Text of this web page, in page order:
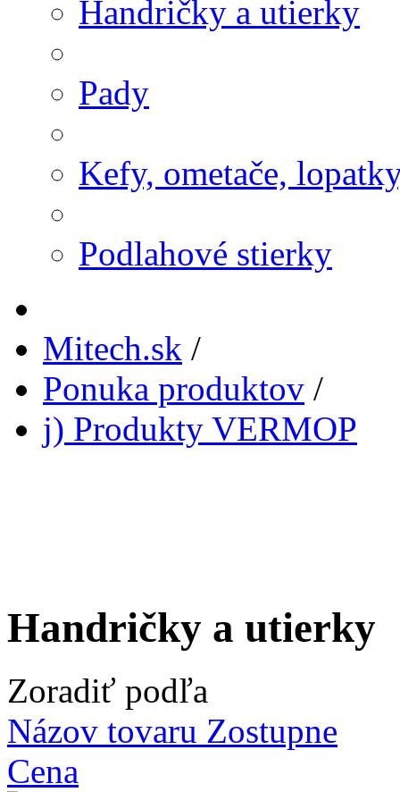
Handričky a utierky
Pady
Kefy, ometače,
Podlahové stierky
Mitech.sk /
Ponuka produktov /
j) Produkty VERMOP
Handričky a utierky
Zoradiť podľa
Názov tovaru Zostupne
Cena